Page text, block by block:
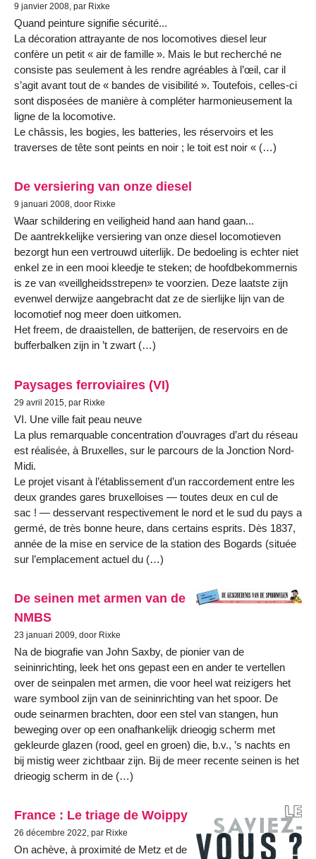
9 janvier 2008, par Rixke
Quand peinture signifie sécurité...
La décoration attrayante de nos locomotives diesel leur
confère un petit « air de famille ». Mais le but recherché ne
consiste pas seulement à les rendre agréables à l’œil, car il
s’agit avant tout de « bandes de visibilité ». Toutefois, celles-ci
sont disposées de manière à compléter harmonieusement la
ligne de la locomotive.
Le châssis, les bogies, les batteries, les réservoirs et les
traverses de tête sont peints en noir ; le toit est noir « (…)
De versiering van onze diesel
9 januari 2008, door Rixke
Waar schildering en veiligheid hand aan hand gaan...
De aantrekkelijke versiering van onze diesel locomotieven
bezorgt hun een vertrouwd uiterlijk. De bedoeling is echter niet
enkel ze in een mooi kleedje te steken; de hoofdbekommernis
is ze van «veillgheidsstrepen» te voorzien. Deze laatste zijn
evenwel derwijze aangebracht dat ze de sierlijke lijn van de
locomotief nog meer doen uitkomen.
Het freem, de draaistellen, de batterijen, de reservoirs en de
bufferbalken zijn in ’t zwart (…)
Paysages ferroviaires (VI)
29 avril 2015, par Rixke
VI. Une ville fait peau neuve
La plus remarquable concentration d’ouvrages d’art du réseau
est réalisée, à Bruxelles, sur le parcours de la Jonction Nord-
Midi.
Le projet visant à l’établissement d’un raccordement entre les
deux grandes gares bruxelloises — toutes deux en cul de
sac ! — desservant respectivement le nord et le sud du pays a
germé, de très bonne heure, dans certains esprits. Dès 1837,
année de la mise en service de la station des Bogards (située
sur l’emplacement actuel du (…)
De seinen met armen van de
NMBS
23 januari 2009, door Rixke
Na de biografie van John Saxby, de pionier van de
seininrichting, leek het ons gepast een en ander te vertellen
over de seinpalen met armen, die voor heel wat reizigers het
ware symbool zijn van de seininrichting van het spoor. De
oude seinarmen brachten, door een stel van stangen, hun
beweging over op een onafhankelijk drieogig scherm met
gekleurde glazen (rood, geel en groen) die, b.v., ’s nachts en
bij mistig weer zichtbaar zijn. Bij de meer recente seinen is het
drieogig scherm in de (…)
France : Le triage de Woippy
26 décembre 2022, par Rixke
On achève, à proximité de Metz et de